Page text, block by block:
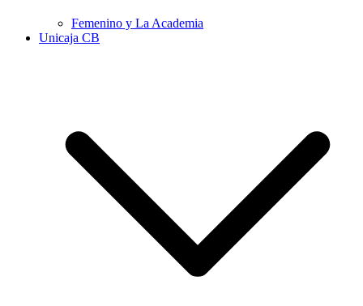
Femenino y La Academia
Unicaja CB